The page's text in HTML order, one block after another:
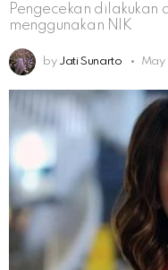
Pengecekan dilakukan
menggunakan NIK
by Jati Sunarto May